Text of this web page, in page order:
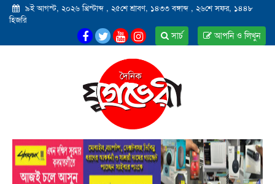
৯ই আগস্ট, ২০২৬ খ্রিস্টাব্দ , ২৫শে শ্রাবণ, ১৪৩৩ বঙ্গাব্দ , ২৬শে সফর, ১৪৪৮
হিজরি
আপনি ও লিখুন
সার্চ